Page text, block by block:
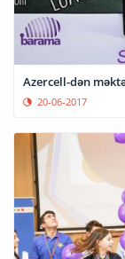
Azercell-dən
20-06-2017